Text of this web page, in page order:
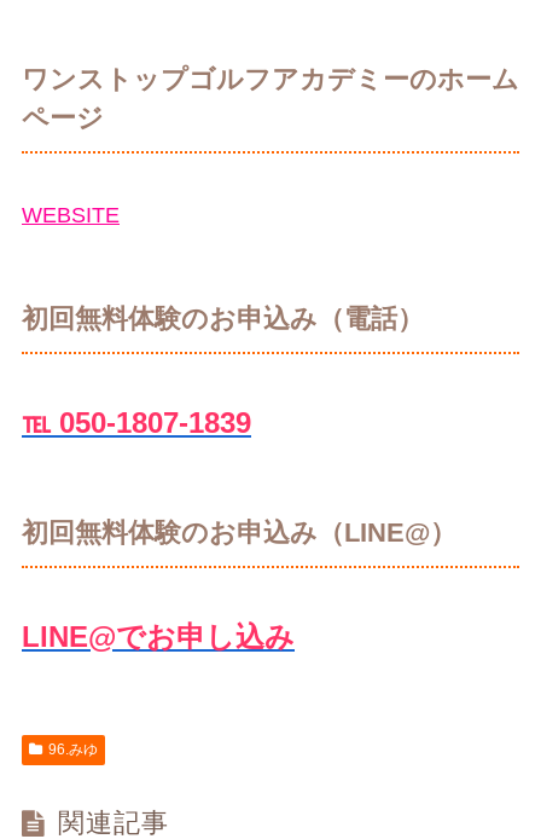
ワンストップゴルフアカデミーのホーム
ページ
WEBSITE
初回無料体験のお申込み（電話）
℡ 050-1807-1839
初回無料体験のお申込み（LINE@）
LINE@でお申し込み
96.みゆ
関連記事